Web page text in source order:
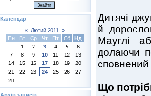
Календар
«
Лютий 2011
»
Пн
Вт Ср Чт Пт Сб
Нд
1
2 3 4 5
6
7
8 9 10 11 12
13
14
15 16 17 18 19
20
21
22 23 24 25 26
27
28
Архів записів
Дитячі
й
Мауглі
долаючи
сповнений
Що